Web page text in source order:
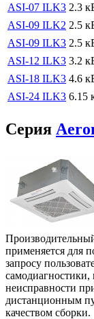
ASI-07 ILK3 2.3
ASI-09 ILK2 2.5
ASI-09 ILK3 2.5
ASI-12 ILK3 3.2
ASI-18 ILK3 4.6
ASI-24 ILK3 6.15
Серия
применяется для
запросу
самодиагностики,
неисправности
дистанционным
качеством сборки.